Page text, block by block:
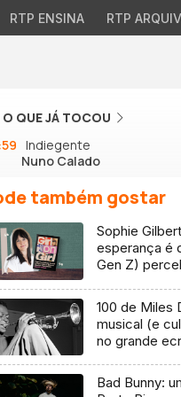
RTP ENSINA RTP
O QUE JÁ TOCOU
Indiegente
Nuno Calado
também gostar
Sophie
esperança é
Gen Z)
100 de Miles
musical (e
no grande
Bad Bunny: